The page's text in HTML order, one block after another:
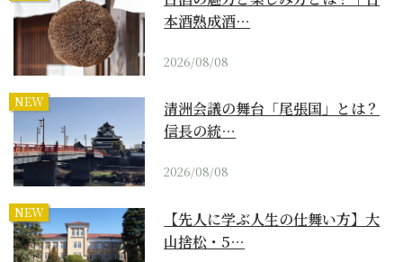
本酒熟成酒…
2026/08/08
NEW
清洲会議の舞台「尾張国」とは？
信長の統…
2026/08/08
NEW
【先人に学ぶ人生の仕舞い方】大
山捨松・5…